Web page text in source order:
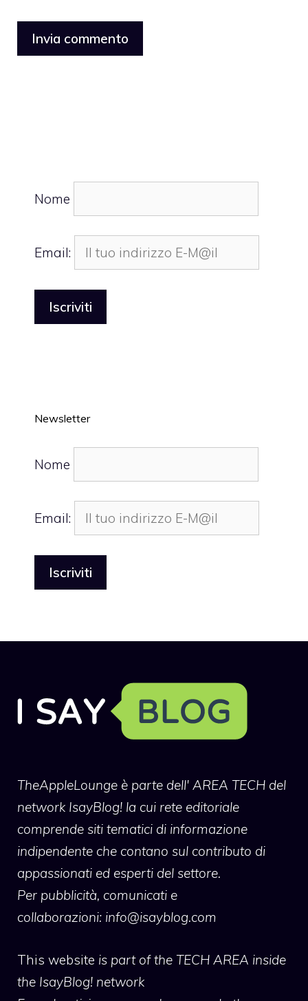
Nome
Email:
Newsletter
Nome
Email:
TheAppleLounge è parte dell' AREA TECH del
network IsayBlog! la cui rete editoriale
comprende siti tematici di informazione
indipendente che contano sul contributo di
appassionati ed esperti del settore.
Per pubblicità, comunicati e
collaborazioni: info@isayblog.com
This website is part of the TECH AREA inside
the IsayBlog! network